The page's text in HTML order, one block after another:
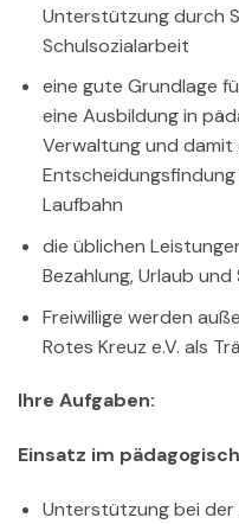
Unterstützung durch
Schulsozialarbeit
eine gute Grundlage
eine Ausbildung in
Verwaltung und damit
Laufbahn
die üblichen
Bezahlung, Urlaub
Freiwillige werden
Rotes Kreuz e.V. als
Ihre Aufgaben:
Einsatz im
Unterstützung bei